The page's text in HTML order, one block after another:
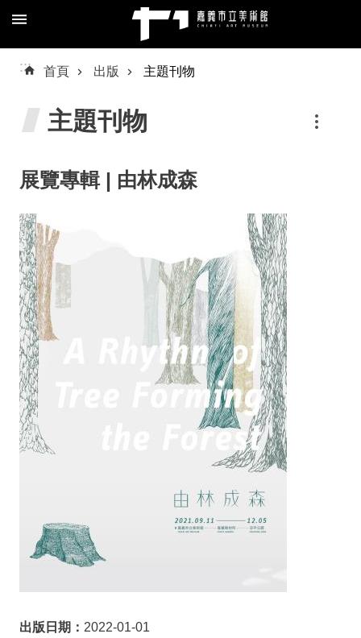
跳到主要內容區塊
進
搜
尋
關
於
我
們
預
約/
導
覽
參
觀
本
館
動
推
::: 首頁 出版 主題刊物
主題刊物
展覽專輯 | 由林成森
出版日期： 2022-01-01